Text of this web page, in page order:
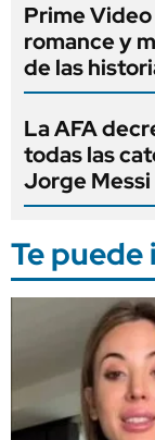
Prime
romance y
de las
La AFA
todas las
Jorge Messi
Te